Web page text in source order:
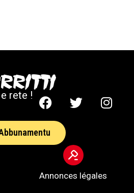
e rete !
Annonces légales